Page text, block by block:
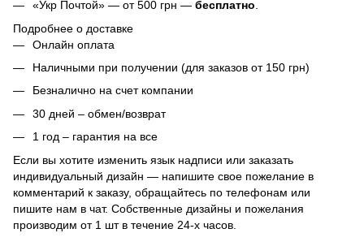
«Укр Почтой» — от 500 грн — бесплатно
Подробнее о доставке
Онлайн оплата
Наличными при получении (для заказов от 150 грн)
Безналично на счет компании
30 дней – обмен/возврат
1 год – гарантия на все
Если вы хотите изменить язык надписи или заказать
индивидуальный дизайн — напишите свое пожелание в
комментарий к заказу, обращайтесь по телефонам или
пишите нам в чат. Собственные дизайны и пожелания
производим от 1 шт в течение 24-х часов.